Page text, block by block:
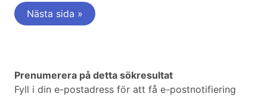
Nästa sida »
Prenumerera på detta sökresultat
Fyll i din e-postadress för att få e-postnotifiering